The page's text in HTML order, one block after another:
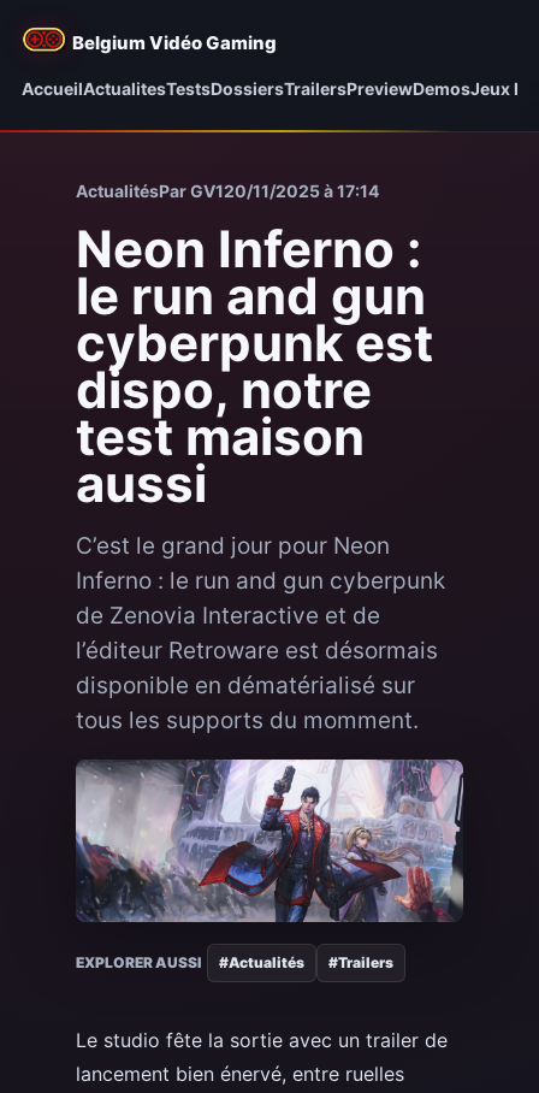
Belgium Vidéo Gaming
AccueilActualitesTestsDossiersTrailersPreviewDemosJeux
ActualitésPar GV120/11/2025 à 17:14
Neon Inferno :
le run and gun
cyberpunk est
dispo, notre
test maison
aussi
C’est le grand jour pour Neon
Inferno : le run and gun cyberpunk
de Zenovia Interactive et de
l’éditeur Retroware est désormais
disponible en dématérialisé sur
tous les supports du momment.
EXPLORER AUSSI #Actualités #Trailers
Le studio fête la sortie avec un trailer de
lancement bien énervé, entre ruelles